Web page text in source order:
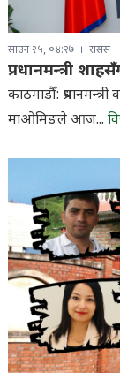
साउन २५, ०४:२७ रासस
प्रधानमन्त्री
काठमाडौँ:
माओमिङले आज...